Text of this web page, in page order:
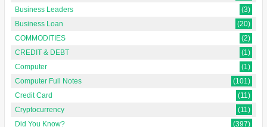
Business Leaders
(3)
Business Loan
(20)
COMMODITIES
(2)
CREDIT & DEBT
(1)
Computer
(1)
Computer Full Notes
(101)
Credit Card
(11)
Cryptocurrency
(11)
Did You Know?
(397)